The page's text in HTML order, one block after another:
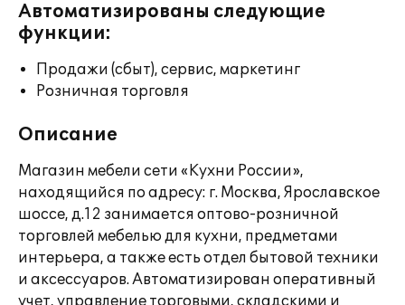
Автоматизированы следующие
функции:
Продажи (сбыт), сервис, маркетинг
Розничная торговля
Описание
Магазин мебели сети «Кухни России»,
находящийся по адресу: г. Москва, Ярославское
шоссе, д.12 занимается оптово-розничной
торговлей мебелью для кухни, предметами
интерьера, а также есть отдел бытовой техники
и аксессуаров. Автоматизирован оперативный
учет, управление торговыми, складскими и